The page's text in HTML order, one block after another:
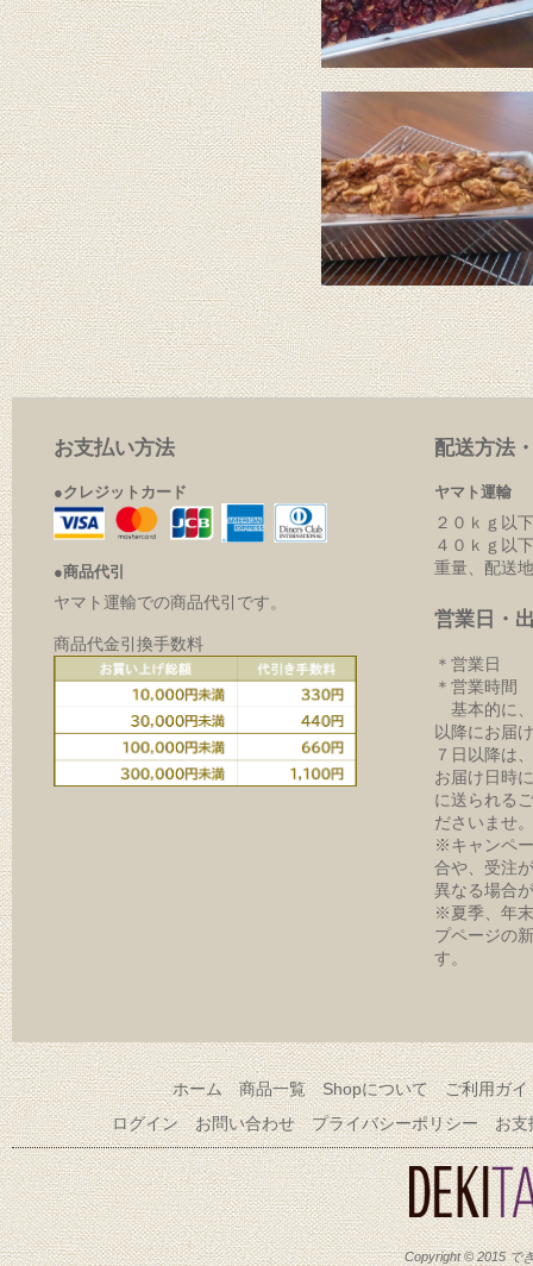
お支払い方法
●クレジットカード
●商品代引
ヤマト運輸での商品代引です。
商品代金引換手数料
配送方法
ヤマト運輸
２０ｋｇ以
４０ｋｇ以
重量、配送
営業日・
＊営業日
＊営業時間
基本的に
以降にお届
７日以降は
お届け日時
に送られる
ださいませ。
※キャンペ
合や、受注
異なる場合
※夏季、年
プページの
す。
ホーム 商品一覧 Shopについて
ご利用ガイ
ログイン
お問い合わせ プライバシーポリシー お支
Copyright © 2015 で